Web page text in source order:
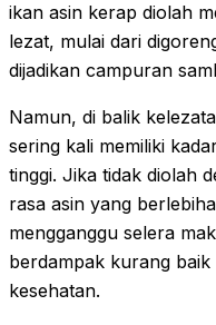
ikan asin kerap diolah
lezat, mulai dari
dijadikan campuran
Namun, di balik
sering kali memiliki
tinggi. Jika tidak diolah
rasa asin yang
mengganggu selera
berdampak kurang baik
kesehatan.